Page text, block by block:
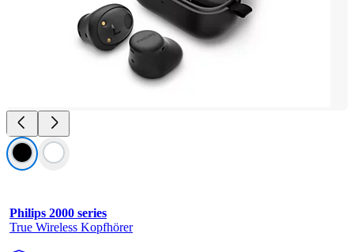
Philips 2000 series
True Wireless Kopfhörer